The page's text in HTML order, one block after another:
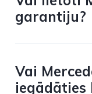
garantiju?
Vai
iegādāties